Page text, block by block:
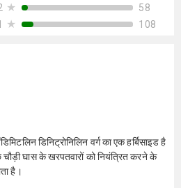
★
58
★ 108
डिनिट्रोनिलिन वर्ग का एक हर्बिसाइड है
घास के खरपतवारों को नियंत्रित करने के
है।